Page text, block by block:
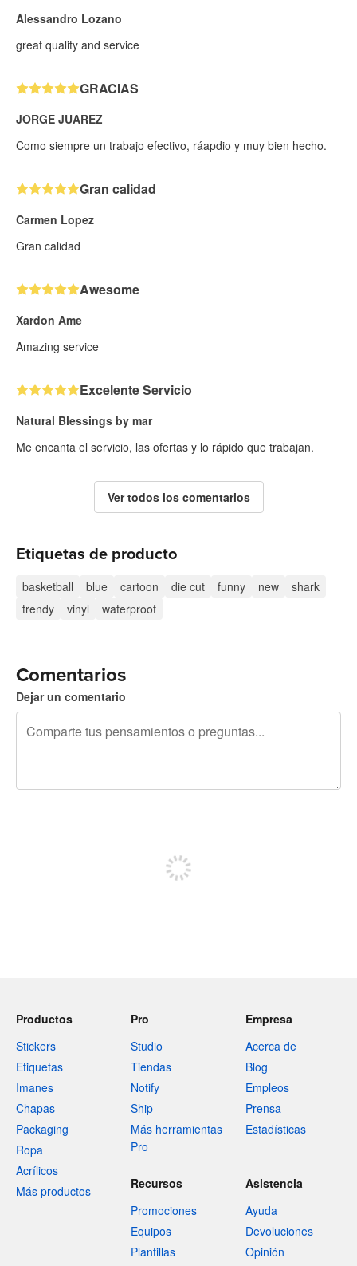
Alessandro Lozano
great quality and service
GRACIAS
JORGE JUAREZ
Como siempre un trabajo efectivo, ráapdio y muy bien hecho.
Gran calidad
Carmen Lopez
Gran calidad
Awesome
Xardon Ame
Amazing service
Excelente Servicio
Natural Blessings by mar
Me encanta el servicio, las ofertas y lo rápido que trabajan.
Ver todos los comentarios
Etiquetas de producto
basketball blue cartoon die cut funny new
shark
trendy
vinyl waterproof
Comentarios
Dejar un comentario
Productos
Stickers
Etiquetas
Imanes
Chapas
Packaging
Ropa
Acrílicos
Más productos
Pro
Studio
Tiendas
Notify
Ship
Más herramientas
Pro
Empresa
Acerca de
Blog
Empleos
Prensa
Estadísticas
Recursos
Promociones
Equipos
Plantillas
Asistencia
Ayuda
Devoluciones
Opinión